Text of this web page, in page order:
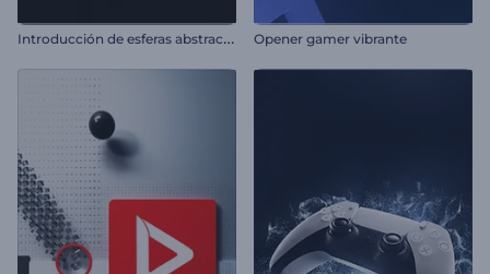
I
ntroducción de esferas abstractas con glitches Opener gamer vibrante